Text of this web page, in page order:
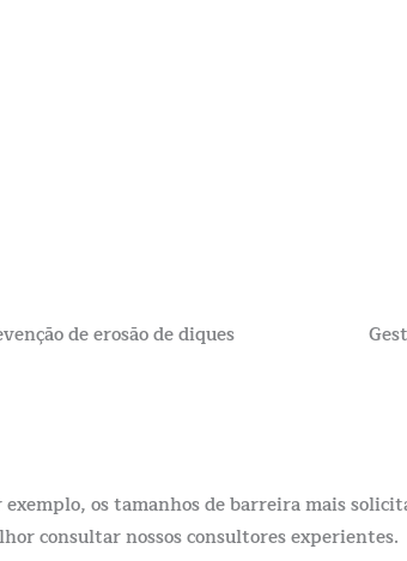
de erosão de diques
os tamanhos de barreira mais
consultar nossos consultores experientes.